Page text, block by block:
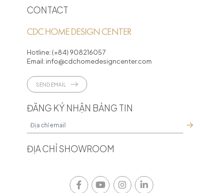
CONTACT
CDC HOME DESIGN CENTER
Hotline: (+84) 908216057
Email: info@cdchomedesigncenter.com
SEND EMAIL
ĐĂNG KÝ NHẬN BẢNG TIN
ĐỊA CHỈ SHOWROOM